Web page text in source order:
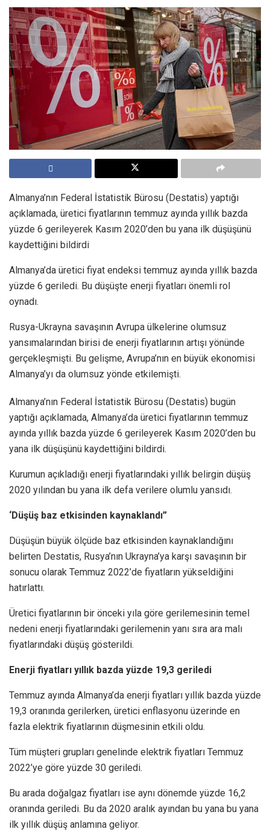
Almanya’nın Federal İstatistik Bürosu (Destatis) yaptığı
açıklamada, üretici fiyatlarının temmuz ayında yıllık bazda
yüzde 6 gerileyerek Kasım 2020’den bu yana ilk düşüşünü
kaydettiğini bildirdi
Almanya’da üretici fiyat endeksi temmuz ayında yıllık bazda
yüzde 6 geriledi. Bu düşüşte enerji fiyatları önemli rol
oynadı.
Rusya-Ukrayna savaşının Avrupa ülkelerine olumsuz
yansımalarından birisi de enerji fiyatlarının artışı yönünde
gerçekleşmişti. Bu gelişme, Avrupa’nın en büyük ekonomisi
Almanya’yı da olumsuz yönde etkilemişti.
Almanya’nın Federal İstatistik Bürosu (Destatis) bugün
yaptığı açıklamada, Almanya’da üretici fiyatlarının temmuz
ayında yıllık bazda yüzde 6 gerileyerek Kasım 2020’den bu
yana ilk düşüşünü kaydettiğini bildirdi.
Kurumun açıkladığı enerji fiyatlarındaki yıllık belirgin düşüş
2020 yılından bu yana ilk defa verilere olumlu yansıdı.
‘Düşüş baz etkisinden kaynaklandı”
Düşüşün büyük ölçüde baz etkisinden kaynaklandığını
belirten Destatis, Rusya’nın Ukrayna’ya karşı savaşının bir
sonucu olarak Temmuz 2022’de fiyatların yükseldiğini
hatırlattı.
Üretici fiyatlarının bir önceki yıla göre gerilemesinin temel
nedeni enerji fiyatlarındaki gerilemenin yanı sıra ara malı
fiyatlarındaki düşüş gösterildi.
Enerji fiyatları yıllık bazda yüzde 19,3 geriledi
Temmuz ayında Almanya’da enerji fiyatları yıllık bazda yüzde
19,3 oranında gerilerken, üretici enflasyonu üzerinde en
fazla elektrik fiyatlarının düşmesinin etkili oldu.
Tüm müşteri grupları genelinde elektrik fiyatları Temmuz
2022’ye göre yüzde 30 geriledi.
Bu arada doğalgaz fiyatları ise aynı dönemde yüzde 16,2
oranında geriledi. Bu da 2020 aralık ayından bu yana bu yana
ilk yıllık düşüş anlamına geliyor.